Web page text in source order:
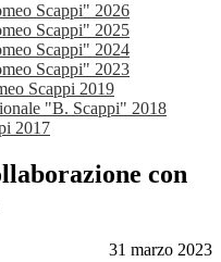
Scappi" 2026
Scappi" 2025
Scappi" 2024
Scappi" 2023
Scappi 2019
"B. Scappi" 2018
2017
con
31 marzo 2023